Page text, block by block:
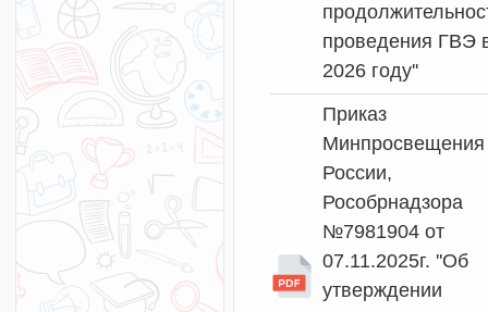
проведения ГВЭ
2026 году''
Приказ
Минпросвещения
России,
Рособрнадзора
№7981904 от
07.11.2025г. ''Об
утверждении